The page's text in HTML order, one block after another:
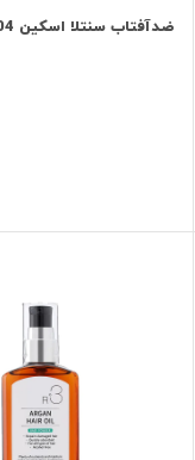
ضدآفتاب سنتلا اسکین 1004 اصل کره